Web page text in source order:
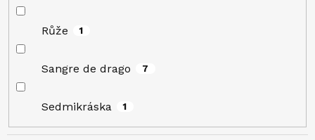
Růže 1
Sangre de drago 7
Sedmikráska 1